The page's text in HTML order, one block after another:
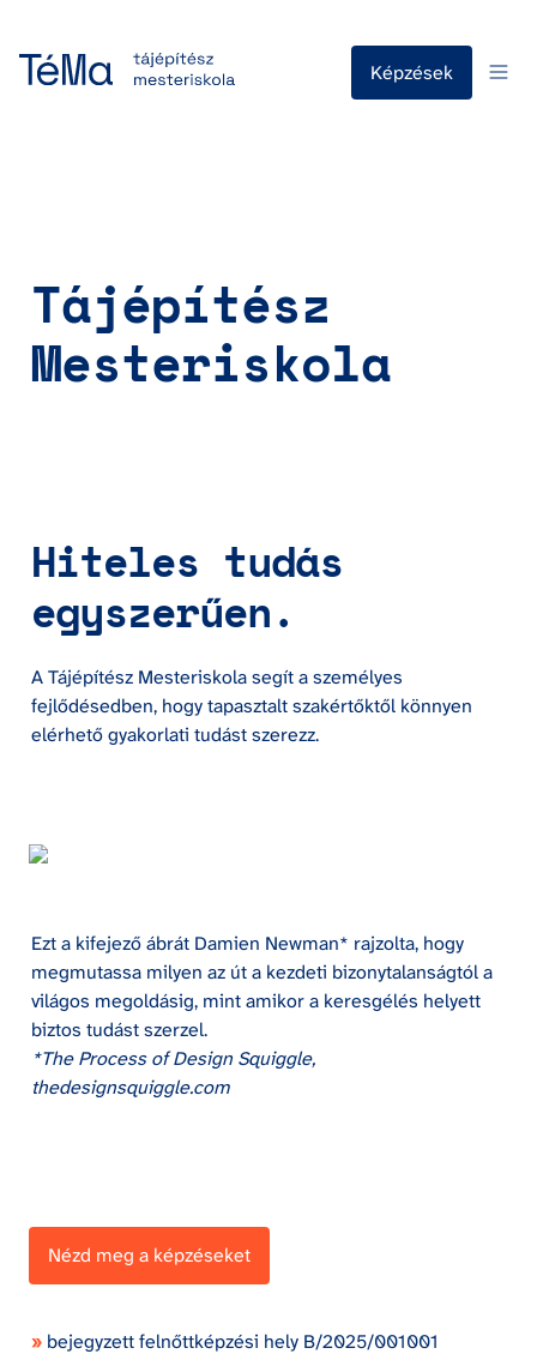
Képzések
Tájépítész
Mesteriskola
Hiteles tudás
egyszerűen.
A Tájépítész Mesteriskola segít a személyes
fejlődésedben, hogy tapasztalt szakértőktől könnyen
elérhető gyakorlati tudást szerezz.
Ezt a kifejező ábrát Damien Newman* rajzolta, hogy
megmutassa milyen az út a kezdeti bizonytalanságtól a
világos megoldásig, mint amikor a keresgélés helyett
*The Process of Design Squiggle,
thedesignsquiggle.com
Nézd meg a képzéseket
» bejegyzett felnőttképzési hely B/2025/001001